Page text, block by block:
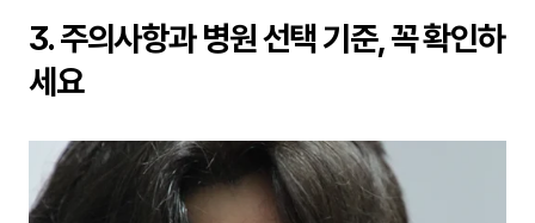
3. 주의사항과 병원 선택 기준, 꼭 확인하
세요